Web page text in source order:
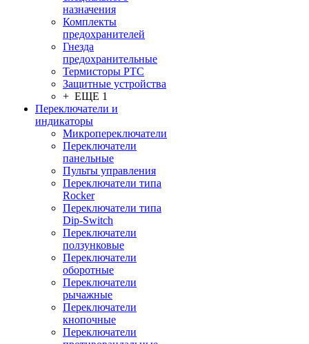
назначения
Комплекты
предохранителей
Гнезда
предохранительные
Термисторы PTC
Защитные устройства
+ ЕЩЕ 1
Переключатели и
индикаторы
Микропереключатели
Переключатели
панельные
Пульты управления
Переключатели типа
Rocker
Переключатели типа
Dip-Switch
Переключатели
ползунковые
Переключатели
оборотные
Переключатели
рычажные
Переключатели
кнопочные
Переключатели